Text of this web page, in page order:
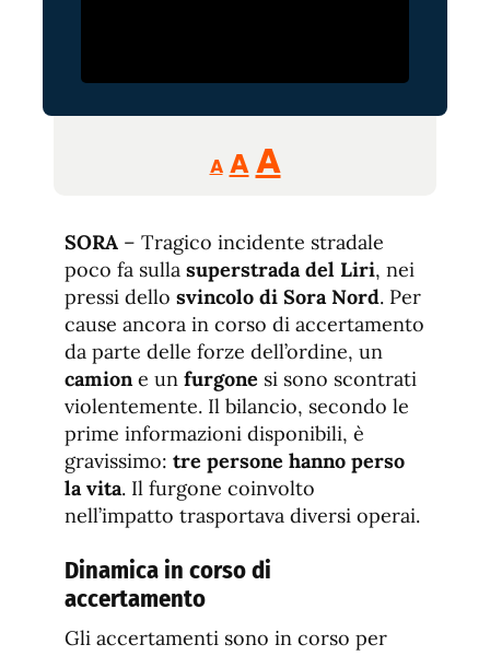
A
Reducir
tamaño
A Restablecer
tamaño
de
fuente
AAumentar
de
fuente.
SORA – Tragico incidente stradale
poco fa sulla superstrada del Liri, nei
pressi dello svincolo di Sora Nord. Per
cause ancora in corso di accertamento
da parte delle forze dell’ordine, un
camion e un furgone si sono scontrati
violentemente. Il bilancio, secondo le
prime informazioni disponibili, è
gravissimo: tre persone hanno perso
la vita. Il furgone coinvolto
nell’impatto trasportava diversi operai.
Dinamica in corso di
accertamento
Gli accertamenti sono in corso per